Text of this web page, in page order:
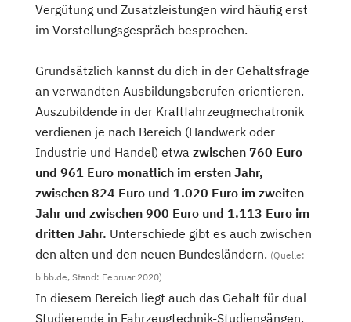
Vergütung und Zusatzleistungen wird häufig erst
im Vorstellungsgespräch besprochen.
Grundsätzlich kannst du dich in der Gehaltsfrage
an verwandten Ausbildungsberufen orientieren.
Auszubildende in der Kraftfahrzeugmechatronik
verdienen je nach Bereich (Handwerk oder
Industrie und Handel) etwa zwischen 760 Euro
und 961 Euro monatlich im ersten Jahr,
zwischen 824 Euro und 1.020 Euro im zweiten
Jahr und zwischen 900 Euro und 1.113 Euro im
dritten Jahr. Unterschiede gibt es auch zwischen
den alten und den neuen Bundesländern. (Quelle:
bibb.de, Stand: Februar 2020)
In diesem Bereich liegt auch das Gehalt für dual
Studierende in Fahrzeugtechnik-Studiengängen,